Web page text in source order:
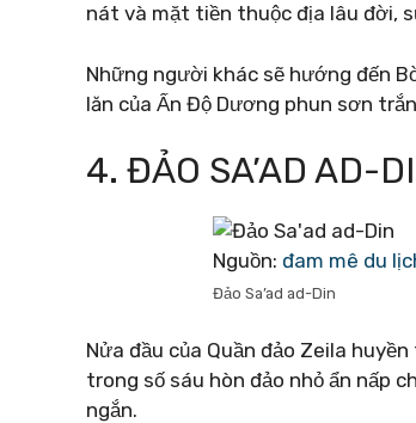
nát và mặt tiền thuộc địa lâu đời,
Những người khác sẽ hướng đến
lăn của Ấn Độ Dương phun sơn
4. ĐẢO SA’AD AD-
Nguồn: đam mê du
Đảo Sa’ad ad-Din
Nửa đầu của Quần đảo Zeila
trong số sáu hòn đảo nhỏ ẩn nấp
ngắn.